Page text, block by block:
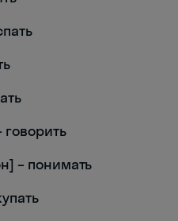
– понимать